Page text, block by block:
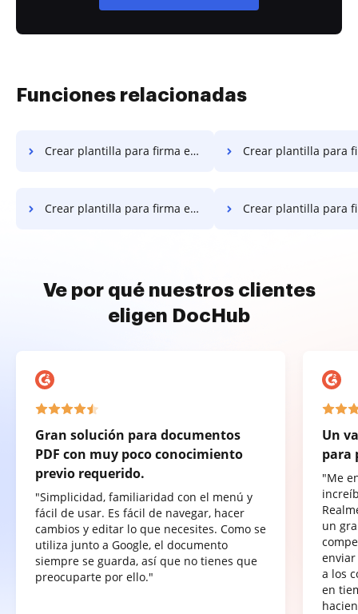
Funciones relacionadas
Crear plantilla para firma en computadora Crear plantilla para firma en
Crear plantilla para firma en laptop Crear plantilla para firma en
Ve por qué nuestros clientes
eligen DocHub
Gran solución para documentos
PDF con muy poco conocimiento
previo requerido.
"Simplicidad, familiaridad con el menú y
fácil de usar. Es fácil de navegar, hacer
cambios y editar lo que necesites. Como se
utiliza junto a Google, el documento
siempre se guarda, así que no tienes que
preocuparte por ello."
Un
para
"Me
un
a los
en